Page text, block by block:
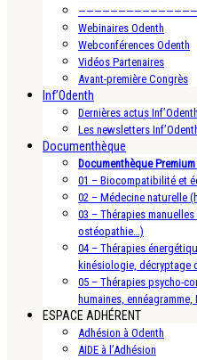
Webinaires Odenth
Webconférences Odenth
Vidéos Partenaires
Avant-première Congrès
Inf’Odenth
Dernières actus Inf’Odenth
Les newsletters
Documenthèque
Documenthèque
01 – Biocompatibilité et
02 – Médecine naturelle
03 – Thérapies
ostéopathie…)
04 – Thérapies
kinésiologie, décryptage
05 – Thérapies psycho-
humaines,
ESPACE ADHÉRENT
Adhésion à Odenth
AIDE à l’Adhésion